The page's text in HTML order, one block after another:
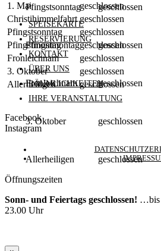
Pfingstsonntag geschlossen
Pfingstmontag geschlossen
Fronleichnam geschlossen
3. Oktober geschlossen
Allerheiligen geschlossen
1. Mai
geschlossen
Christihimmelfahrt geschlossen
Pfingstsonntag
geschlossen
Pfingstmontag
geschlossen
Fronleichnam
geschlossen
3. Oktober
geschlossen
Allerheiligen
geschlossen
SPEISEKARTE
RESERVIERUNG
KONTAKT
ÜBER UNS
RÄUMLICHKEITEN
IHRE VERANSTALTUNG
Facebook
Instagram
Öffnungszeiten
Sonn- und Feiertags geschlossen! …bis
23.00 Uhr